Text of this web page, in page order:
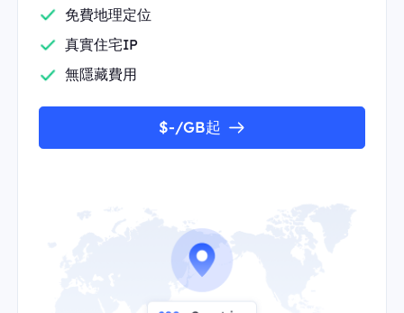
免費地理定位
真實住宅IP
無隱藏費用
$-/GB起